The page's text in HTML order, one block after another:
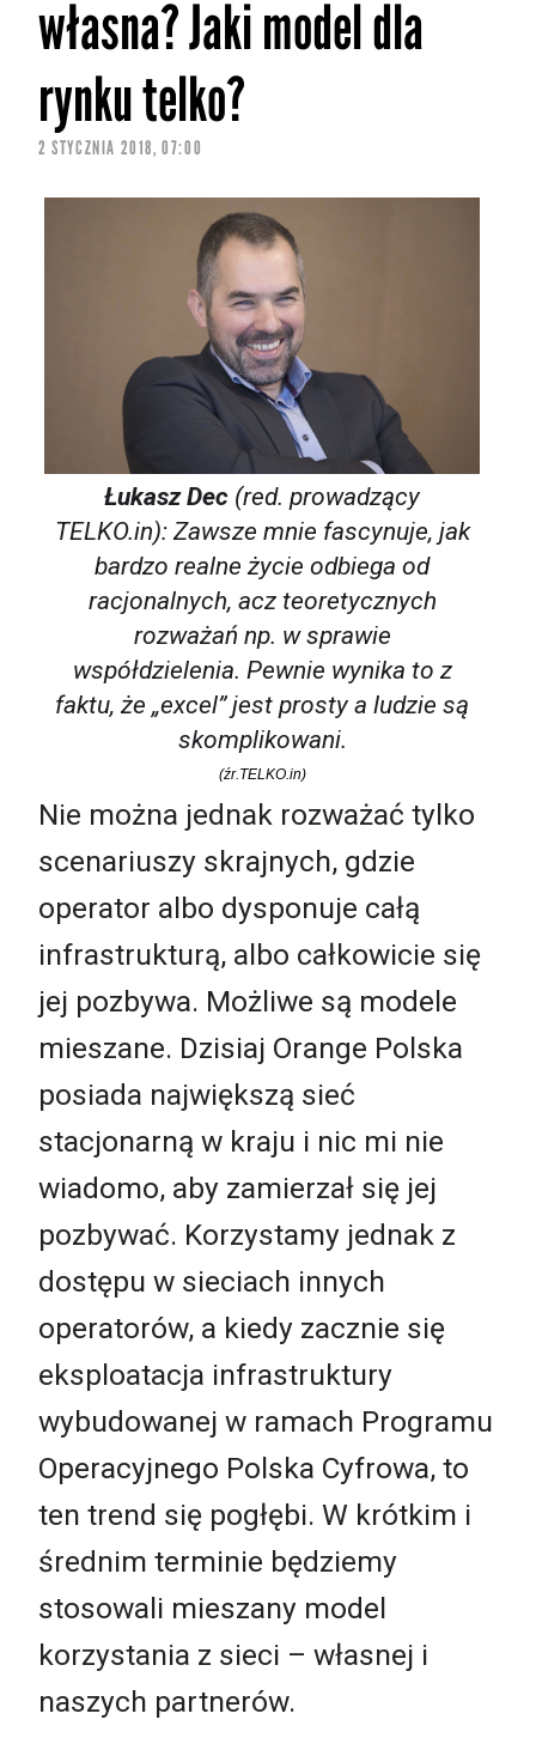
własna? Jaki model dla
rynku telko?
2 STYCZNIA 2018, 07:00
Łukasz Dec (red. prowadzący
TELKO.in): Zawsze mnie fascynuje, jak
bardzo realne życie odbiega od
racjonalnych, acz teoretycznych
rozważań np. w sprawie
współdzielenia. Pewnie wynika to z
faktu, że „excel” jest prosty a ludzie są
skomplikowani.
(źr.TELKO.in)
Nie można jednak rozważać tylko
scenariuszy skrajnych, gdzie
operator albo dysponuje całą
infrastrukturą, albo całkowicie się
jej pozbywa. Możliwe są modele
mieszane. Dzisiaj Orange Polska
posiada największą sieć
stacjonarną w kraju i nic mi nie
wiadomo, aby zamierzał się jej
pozbywać. Korzystamy jednak z
dostępu w sieciach innych
operatorów, a kiedy zacznie się
eksploatacja infrastruktury
wybudowanej w ramach Programu
Operacyjnego Polska Cyfrowa, to
ten trend się pogłębi. W krótkim i
średnim terminie będziemy
stosowali mieszany model
korzystania z sieci – własnej i
naszych partnerów.